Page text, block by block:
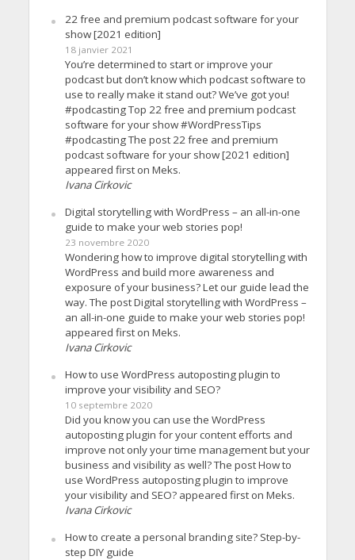
22 free and premium podcast software for your
show [2021 edition]
18 janvier 2021
You’re determined to start or improve your
podcast but don’t know which podcast software to
use to really make it stand out? We’ve got you!
#podcasting Top 22 free and premium podcast
software for your show #WordPressTips
#podcasting The post 22 free and premium
podcast software for your show [2021 edition]
appeared first on Meks.
Ivana Cirkovic
Digital storytelling with WordPress – an all-in-one
guide to make your web stories pop!
23 novembre 2020
Wondering how to improve digital storytelling with
WordPress and build more awareness and
exposure of your business? Let our guide lead the
way. The post Digital storytelling with WordPress –
an all-in-one guide to make your web stories pop!
appeared first on Meks.
Ivana Cirkovic
How to use WordPress autoposting plugin to
improve your visibility and SEO?
10 septembre 2020
Did you know you can use the WordPress
autoposting plugin for your content efforts and
improve not only your time management but your
business and visibility as well? The post How to
use WordPress autoposting plugin to improve
your visibility and SEO? appeared first on Meks.
Ivana Cirkovic
How to create a personal branding site? Step-by-
step DIY guide